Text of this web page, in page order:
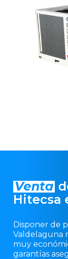
Venta
Hitecsa
Disponer de
Valdelaguna
muy
garantías